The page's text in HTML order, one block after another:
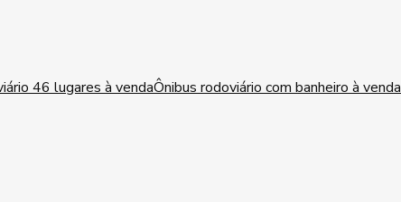
46 lugares à vendaÔnibus rodoviário com banheiro à venda